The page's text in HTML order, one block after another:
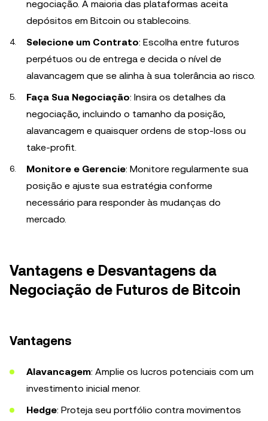
negociação. A maioria das plataformas aceita
depósitos em Bitcoin ou stablecoins.
Selecione um Contrato: Escolha entre futuros
perpétuos ou de entrega e decida o nível de
alavancagem que se alinha à sua tolerância ao risco.
Faça Sua Negociação: Insira os detalhes da
negociação, incluindo o tamanho da posição,
alavancagem e quaisquer ordens de stop-loss ou
take-profit.
Monitore e Gerencie: Monitore regularmente sua
posição e ajuste sua estratégia conforme
necessário para responder às mudanças do
mercado.
Vantagens e Desvantagens da
Negociação de Futuros de Bitcoin
Vantagens
Alavancagem: Amplie os lucros potenciais com um
investimento inicial menor.
Hedge: Proteja seu portfólio contra movimentos